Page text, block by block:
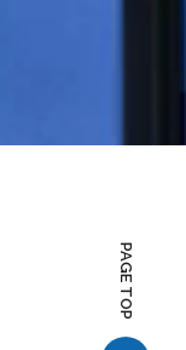
PAGE TOP